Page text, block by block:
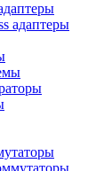
адаптеры